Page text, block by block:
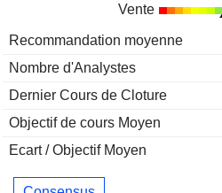
Vente
Recommandation moyenne
Nombre d'Analystes
Dernier Cours de Cloture
Objectif de cours Moyen
Ecart / Objectif Moyen